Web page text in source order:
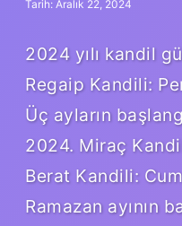
Tarih: Aralık 22, 2024
2024 yılı kandil
Regaip Kandili:
Üç ayların
2024. Miraç
Berat Kandili:
Ramazan ayının